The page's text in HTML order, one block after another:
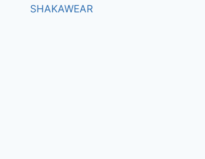
SHAKAWEAR